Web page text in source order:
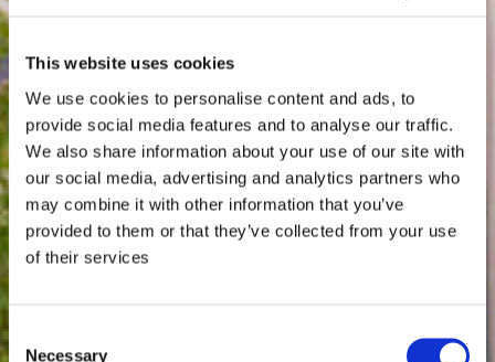
This website uses cookies
We use cookies to personalise content and ads, to
provide social media features and to analyse our traffic.
We also share information about your use of our site with
our social media, advertising and analytics partners who
may combine it with other information that you’ve
provided to them or that they’ve collected from your use
of their services
Consent
Necessary